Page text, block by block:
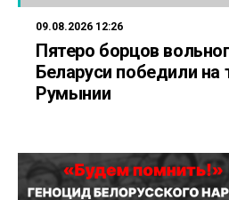
09.08.2026 12:26
Пятеро борцов
Беларуси победили на
Румынии